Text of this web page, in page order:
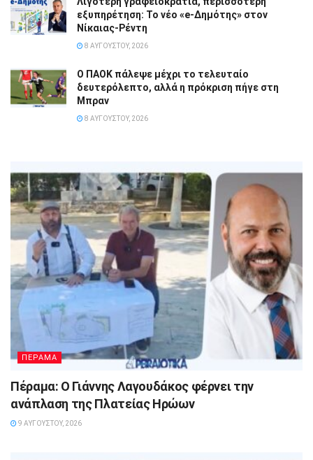
εξυπηρέτηση: Το νέο «e-Δημότης» στον
Νίκαιας-Ρέντη
8 ΑΥΓΟΎΣΤΟΥ, 2026
Ο ΠΑΟΚ πάλεψε μέχρι το τελευταίο
δευτερόλεπτο, αλλά η πρόκριση πήγε στη
Μπραν
8 ΑΥΓΟΎΣΤΟΥ, 2026
ΠΕΡΑΜΑ
Πέραμα: Ο Γιάννης Λαγουδάκος φέρνει την
ανάπλαση της Πλατείας Ηρώων
9 ΑΥΓΟΎΣΤΟΥ, 2026